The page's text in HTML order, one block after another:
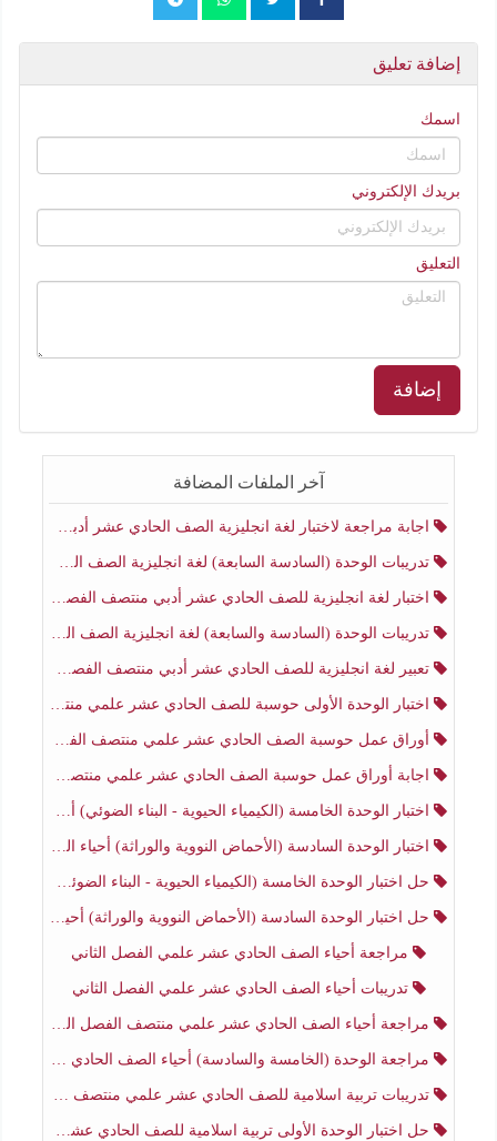
إضافة تعليق
اسمك
بريدك الإلكتروني
التعليق
إضافة
آخر الملفات المضافة
اجابة مراجعة لاختبار لغة انجليزية الصف الحادي عشر أدبي منتصف الفصل الثاني
تدريبات الوحدة (السادسة السابعة) لغة انجليزية الصف الحادي عشر أدبي منتصف الفصل الثاني
اختبار لغة انجليزية للصف الحادي عشر أدبي منتصف الفصل الثاني
تدريبات الوحدة (السادسة والسابعة) لغة انجليزية الصف الحادي عشر أدبي الفصل الثاني
تعبير لغة انجليزية للصف الحادي عشر أدبي منتصف الفصل الثاني
اختبار الوحدة الأولى حوسبة للصف الحادي عشر علمي منتصف الفصل الثاني
أوراق عمل حوسبة الصف الحادي عشر علمي منتصف الفصل الثاني
اجابة أوراق عمل حوسبة الصف الحادي عشر علمي منتصف الفصل الثاني
اختبار الوحدة الخامسة (الكيمياء الحيوية - البناء الضوئي) أحياء الصف الحادي عشر علمي الفصل الثاني
اختبار الوحدة السادسة (الأحماض النووية والوراثة) أحياء الصف الحادي عشر علمي منتصف الفصل الثاني
حل اختبار الوحدة الخامسة (الكيمياء الحيوية - البناء الضوئي) أحياء الصف الحادي عشر علمي الفصل الثاني
حل اختبار الوحدة السادسة (الأحماض النووية والوراثة) أحياء الصف الحادي عشر علمي منتصف الفصل الثاني
مراجعة أحياء الصف الحادي عشر علمي الفصل الثاني
تدريبات أحياء الصف الحادي عشر علمي الفصل الثاني
مراجعة أحياء الصف الحادي عشر علمي منتصف الفصل الثاني
مراجعة الوحدة (الخامسة والسادسة) أحياء الصف الحادي عشر علمي منتصف الفصل الثاني
تدريبات تربية اسلامية للصف الحادي عشر علمي منتصف الفصل الثاني
حل اختبار الوحدة الأولى تربية اسلامية للصف الحادي عشر علمي منتصف الفصل الثاني